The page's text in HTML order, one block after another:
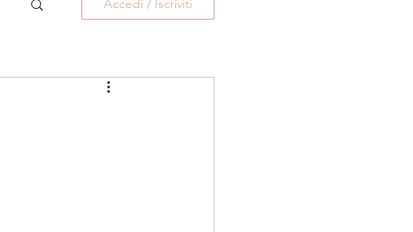
Accedi / Iscriviti